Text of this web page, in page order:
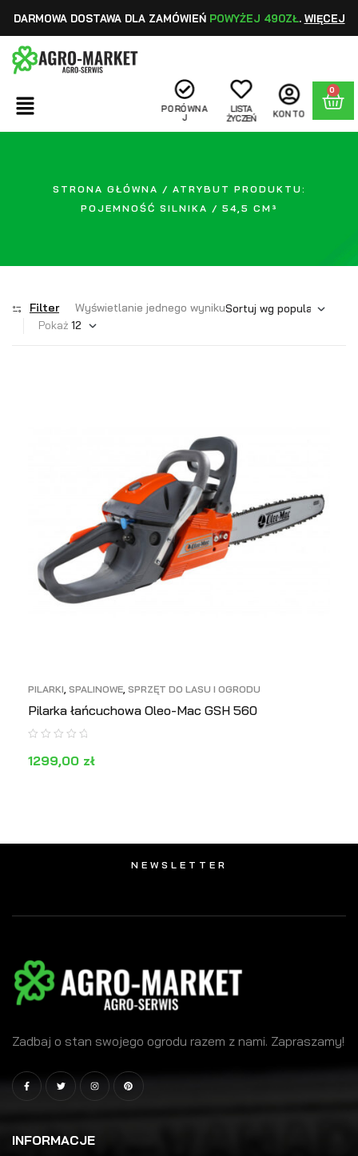
DARMOWA DOSTAWA DLA ZAMÓWIEŃ POWYŻEJ 490ZŁ. WIĘCEJ
PORÓWNA
J
LISTA
ŻYCZEŃ
KONTO
0
STRONA GŁÓWNA / ATRYBUT PRODUKTU:
POJEMNOŚĆ SILNIKA / 54,5 CM³
Filter
Wyświetlanie jednego wyniku
Pokaż
PILARKI, SPALINOWE, SPRZĘT DO LASU I OGRODU
Pilarka łańcuchowa Oleo-Mac GSH 560
1299,00 zł
NEWSLETTER
Zadbaj o stan swojego ogrodu razem z nami. Zapraszamy!
INFORMACJE